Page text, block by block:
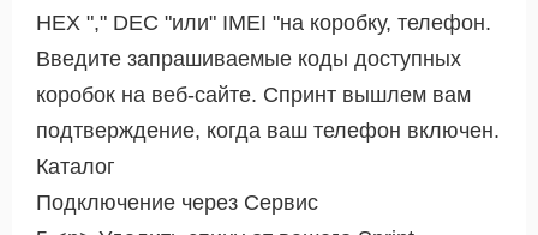
HEX "," DEC "или" IMEI "на коробку, телефон.
Введите запрашиваемые коды доступных
коробок на веб-сайте. Спринт вышлем вам
подтверждение, когда ваш телефон включен.
Каталог
Подключение через Сервис